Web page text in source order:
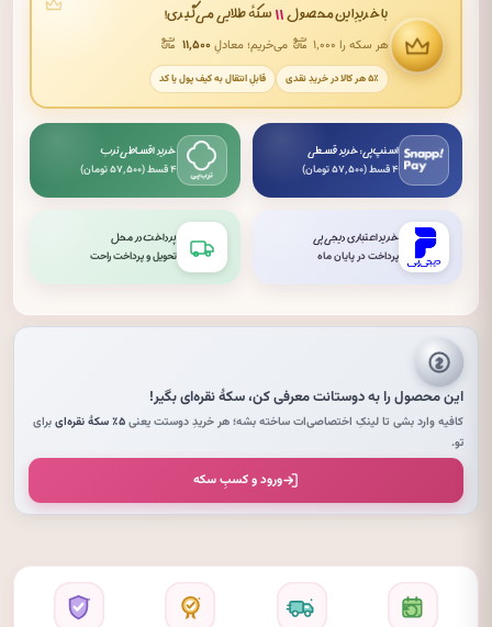
با خریدِ این محصول ۱۱ سکهٔ طلایی می‌گیری!
هر سکه را ۱٬۰۰۰ می‌خریم؛ معادلِ۱۱٬۵۰۰
۵٪ هر کالا در خریدِ نقدی قابلِ انتقال به کیف پول یا کد
اسنپ‌پی: خرید قسطی
۴ قسط (۵۷٬۵۰۰ تومان)
خرید اقساطی ترب
۴ قسط (۵۷٬۵۰۰ تومان)
خرید اعتباری دیجی‌پی
پرداخت در پایان ماه
پرداخت در محل
تحویل و پرداخت راحت
این محصول را به دوستانت معرفی کن،سکهٔ نقره‌ایبگیر!
کافیه وارد بشی تا لینکِ اختصاصی‌ات ساخته بشه؛ هر خریدِ دوستت یعنی۵٪ سکهٔ نقره‌ای
برای
تو.
ورود و کسبِ سکه